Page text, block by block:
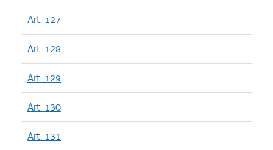
Art. 127
Art. 128
Art. 129
Art. 130
Art. 131